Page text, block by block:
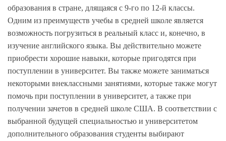
образования в стране, длящаяся с 9-го по 12-й классы.
Одним из преимуществ учебы в средней школе является
возможность погрузиться в реальный класс и, конечно, в
изучение английского языка. Вы действительно можете
приобрести хорошие навыки, которые пригодятся при
поступлении в университет. Вы также можете заниматься
некоторыми внеклассными занятиями, которые также могут
помочь при поступлении в университет, а также при
получении зачетов в средней школе США. В соответствии с
выбранной будущей специальностью и университетом
дополнительного образования студенты выбирают